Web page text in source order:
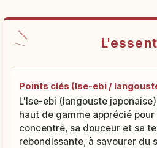
Points clés (Ise-ebi /
L'Ise-ebi (langouste
haut de gamme apprécié pour
concentré, sa douceur et sa
rebondissante, à savourer du